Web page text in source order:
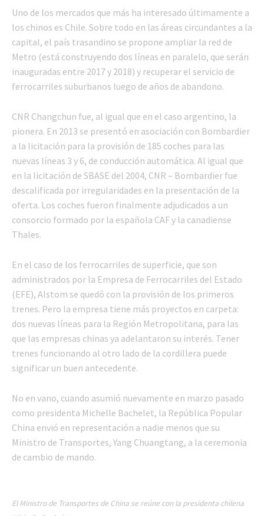
Uno de los mercados que más ha interesado últimamente a
los chinos es Chile. Sobre todo en las áreas circundantes a la
capital, el país trasandino se propone ampliar la red de
Metro (está construyendo dos líneas en paralelo, que serán
inauguradas entre 2017 y 2018) y recuperar el servicio de
ferrocarriles suburbanos luego de años de abandono.
CNR Changchun fue, al igual que en el caso argentino, la
pionera. En 2013 se presentó en asociación con Bombardier
a la licitación para la provisión de 185 coches para las
nuevas líneas 3 y 6, de conducción automática. Al igual que
en la licitación de SBASE del 2004, CNR – Bombardier fue
descalificada por irregularidades en la presentación de la
oferta. Los coches fueron finalmente adjudicados a un
consorcio formado por la española CAF y la canadiense
Thales.
En el caso de los ferrocarriles de superficie, que son
administrados por la Empresa de Ferrocarriles del Estado
(EFE), Alstom se quedó con la provisión de los primeros
trenes. Pero la empresa tiene más proyectos en carpeta:
dos nuevas líneas para la Región Metropolitana, para las
que las empresas chinas ya adelantaron su interés. Tener
trenes funcionando al otro lado de la cordillera puede
significar un buen antecedente.
No en vano, cuando asumió nuevamente en marzo pasado
como presidenta Michelle Bachelet, la República Popular
China envió en representación a nadie menos que su
Ministro de Transportes, Yang Chuangtang, a la ceremonia
de cambio de mando.
El Ministro de Transportes de China se reúne con la presidenta chilena